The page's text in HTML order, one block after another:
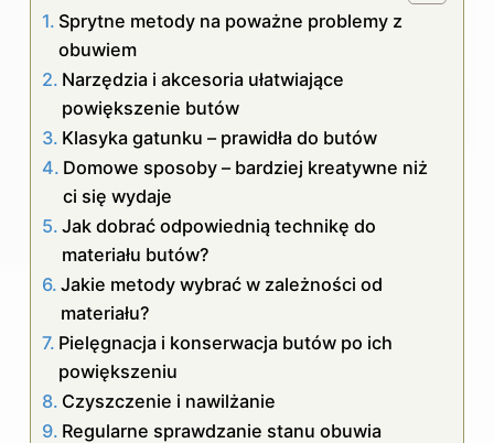
Sprytne metody na poważne problemy z
obuwiem
Narzędzia i akcesoria ułatwiające
powiększenie butów
Klasyka gatunku – prawidła do butów
Domowe sposoby – bardziej kreatywne niż
ci się wydaje
Jak dobrać odpowiednią technikę do
materiału butów?
Jakie metody wybrać w zależności od
materiału?
Pielęgnacja i konserwacja butów po ich
powiększeniu
Czyszczenie i nawilżanie
Regularne sprawdzanie stanu obuwia